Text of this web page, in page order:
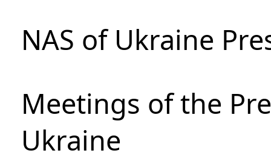
NAS of Ukraine
Meetings of the
Ukraine